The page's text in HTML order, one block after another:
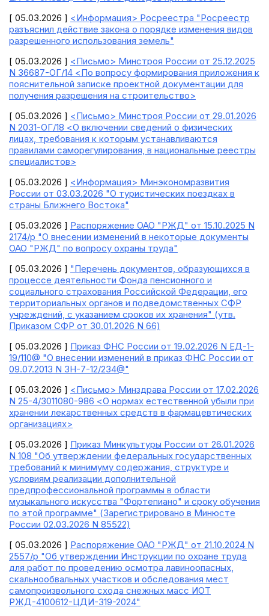
[ 05.03.2026 ] <Информация> Росреестра "Росреестр
разъяснил действие закона о порядке изменения видов
разрешенного использования земель"
[ 05.03.2026 ] <Письмо> Минстроя России от 25.12.2025
N 36687-ОГ/14 <По вопросу формирования приложения к
пояснительной записке проектной документации для
получения разрешения на строительство>
[ 05.03.2026 ] <Письмо> Минстроя России от 29.01.2026
N 2031-ОГ/18 <О включении сведений о физических
лицах, требования к которым устанавливаются
правилами саморегулирования, в национальные реестры
специалистов>
[ 05.03.2026 ] <Информация> Минэкономразвития
России от 03.03.2026 "О туристических поездках в
страны Ближнего Востока"
[ 05.03.2026 ] Распоряжение ОАО "РЖД" от 15.10.2025 N
2174/р "О внесении изменений в некоторые документы
ОАО "РЖД" по вопросу охраны труда"
[ 05.03.2026 ] "Перечень документов, образующихся в
процессе деятельности Фонда пенсионного и
социального страхования Российской Федерации, его
территориальных органов и подведомственных СФР
учреждений, с указанием сроков их хранения" (утв.
Приказом СФР от 30.01.2026 N 66)
[ 05.03.2026 ] Приказ ФНС России от 19.02.2026 N ЕД-1-
19/110@ "О внесении изменений в приказ ФНС России от
09.07.2013 N ЗН-7-12/234@"
[ 05.03.2026 ] <Письмо> Минздрава России от 17.02.2026
N 25-4/3011080-986 <О нормах естественной убыли при
хранении лекарственных средств в фармацевтических
организациях>
[ 05.03.2026 ] Приказ Минкультуры России от 26.01.2026
N 108 "Об утверждении федеральных государственных
требований к минимуму содержания, структуре и
условиям реализации дополнительной
предпрофессиональной программы в области
музыкального искусства "Фортепиано" и сроку обучения
по этой программе" (Зарегистрировано в Минюсте
России 02.03.2026 N 85522)
[ 05.03.2026 ] Распоряжение ОАО "РЖД" от 21.10.2024 N
2557/р "Об утверждении Инструкции по охране труда
для работ по проведению осмотра лавиноопасных,
скальнообвальных участков и обследования мест
самопроизвольного схода снежных масс ИОТ
РЖД-4100612-ЦДИ-319-2024"